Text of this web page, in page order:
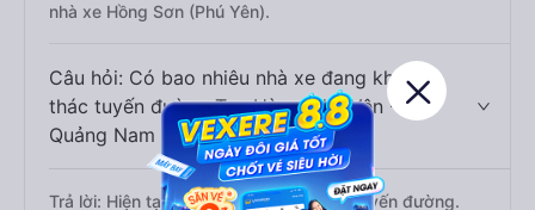
nhà xe Hồng Sơn (Phú Yên).
Câu hỏi: Có bao nhiêu nhà xe đang khai
thác tuyến đường Tuy Hòa - Phú Yên -
Quảng Nam ?
Trả lời: Hiện tại có 19 nhà xe khai thác tuyến đường.